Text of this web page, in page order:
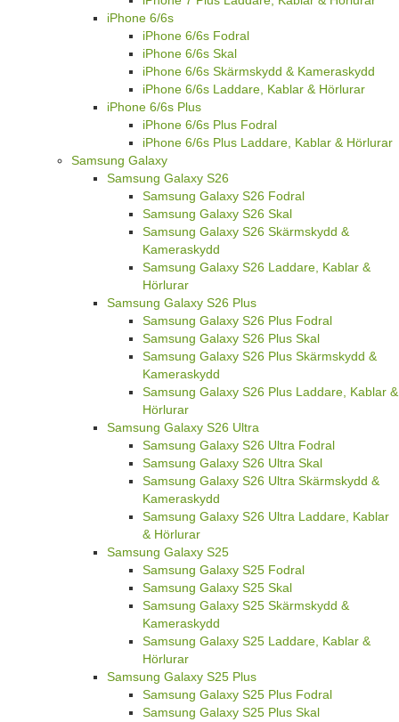
iPhone 6/6s
iPhone 6/6s Fodral
iPhone 6/6s Skal
iPhone 6/6s Skärmskydd & Kameraskydd
iPhone 6/6s Laddare, Kablar & Hörlurar
iPhone 6/6s Plus
iPhone 6/6s Plus Fodral
iPhone 6/6s Plus Laddare, Kablar & Hörlurar
Samsung Galaxy
Samsung Galaxy S26
Samsung Galaxy S26 Fodral
Samsung Galaxy S26 Skal
Samsung Galaxy S26 Skärmskydd &
Kameraskydd
Samsung Galaxy S26 Laddare, Kablar &
Hörlurar
Samsung Galaxy S26 Plus
Samsung Galaxy S26 Plus Fodral
Samsung Galaxy S26 Plus Skal
Samsung Galaxy S26 Plus Skärmskydd &
Kameraskydd
Samsung Galaxy S26 Plus Laddare, Kablar &
Hörlurar
Samsung Galaxy S26 Ultra
Samsung Galaxy S26 Ultra Fodral
Samsung Galaxy S26 Ultra Skal
Samsung Galaxy S26 Ultra Skärmskydd &
Kameraskydd
Samsung Galaxy S26 Ultra Laddare, Kablar
& Hörlurar
Samsung Galaxy S25
Samsung Galaxy S25 Fodral
Samsung Galaxy S25 Skal
Samsung Galaxy S25 Skärmskydd &
Kameraskydd
Samsung Galaxy S25 Laddare, Kablar &
Hörlurar
Samsung Galaxy S25 Plus
Samsung Galaxy S25 Plus Fodral
Samsung Galaxy S25 Plus Skal